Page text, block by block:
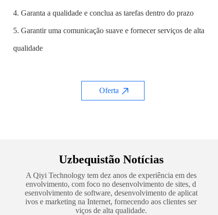
4. Garanta a qualidade e conclua as tarefas dentro do prazo
5. Garantir uma comunicação suave e fornecer serviços de alta
qualidade
Oferta
Uzbequistão Notícias
A Qiyi Technology tem dez anos de experiência em des
envolvimento, com foco no desenvolvimento de sites, d
esenvolvimento de software, desenvolvimento de aplicat
ivos e marketing na Internet, fornecendo aos clientes ser
viços de alta qualidade.